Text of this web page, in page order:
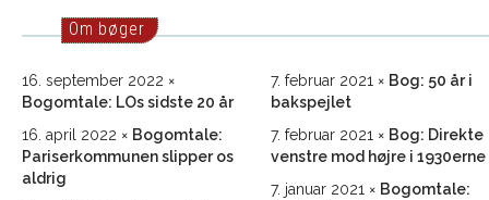
Om bøger
16. september 2022
Bogomtale: LOs sidste 20 år
16. april 2022
Bogomtale:
Pariserkommunen slipper os
aldrig
7. februar 2021
Bog: 50 år i
bakspejlet
7. februar 2021
Bog: Direkte
venstre mod højre i 1930erne
7. januar 2021
Bogomtale: